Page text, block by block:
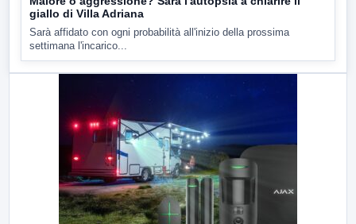
giallo di Villa Adriana
Sarà affidato con ogni probabilità all'inizio della prossima
settimana l'incarico...